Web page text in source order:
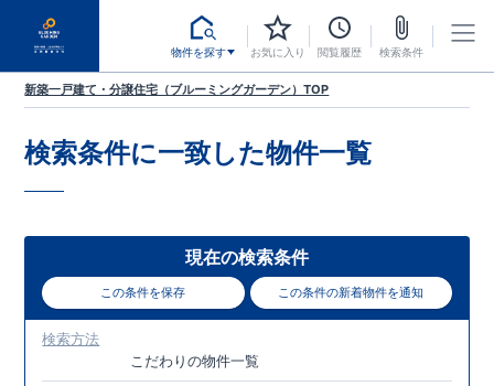
物件を探す お気に入り 閲覧履歴 検索条件
新築一戸建て・分譲住宅（ブルーミングガーデン）TOP
検索条件に一致した物件一覧
現在の検索条件
この条件を保存 この条件の新着物件を通知
検索方法
こだわりの物件一覧